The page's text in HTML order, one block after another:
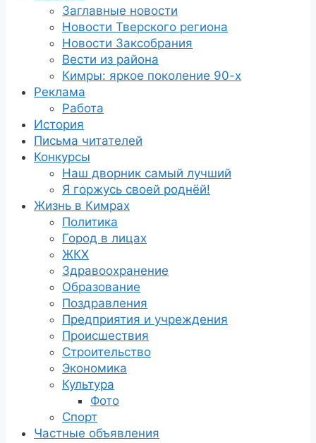
Заглавные новости
Новости Тверского региона
Новости Заксобрания
Вести из района
Кимры: яркое поколение 90-х
Реклама
Работа
История
Письма читателей
Конкурсы
Наш дворник самый лучший
Я горжусь своей роднёй!
Жизнь в Кимрах
Политика
Город в лицах
ЖКХ
Здравоохранение
Образование
Поздравления
Предприятия и учреждения
Происшествия
Строительство
Экономика
Культура
Фото
Спорт
Частные объявления